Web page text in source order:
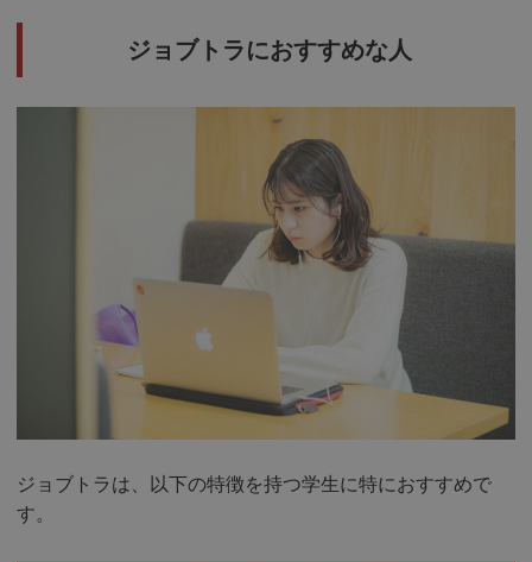
ジョブトラにおすすめな人
ジョブトラは、以下の特徴を持つ学生に特におすすめで
す。